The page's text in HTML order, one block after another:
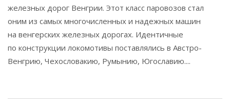
железных дорог Венгрии. Этот класс паровозов стал
оним из самых многочисленных и надежных машин
на венгерских железных дорогах. Идентичные
по конструкции локомотивы поставлялись в Австро-
Венгрию, Чехословакию, Румынию, Югославию....